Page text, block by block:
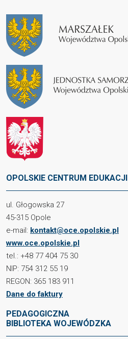
OPOLSKIE CENTRUM EDUKACJI
ul. Głogowska 27
45-315 Opole
e-mail: kontakt@oce.opolskie.pl
www.oce.opolskie.pl
tel.: +48 77 404 75 30
NIP: 754 312 55 19
REGON: 365 183 911
Dane do faktury
PEDAGOGICZNA
BIBLIOTEKA WOJEWÓDZKA